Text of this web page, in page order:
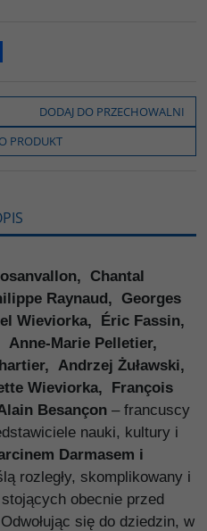
DODAJ DO PRZECHOWALNI
PRODUKT
Chantal
Raynaud, Georges
Wieviorka, Éric Fassin,
Marie Pelletier,
Andrzej Żuławski,
Wieviorka, François
Besançon – francuscy
nauki, kultury i
Darmasem i
rozległy, skomplikowany i
obecnie przed
się do dziedzin, w